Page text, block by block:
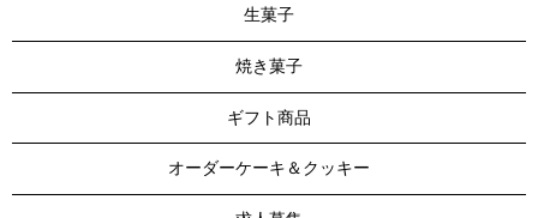
生菓子
焼き菓子
ギフト商品
オーダーケーキ＆クッキー